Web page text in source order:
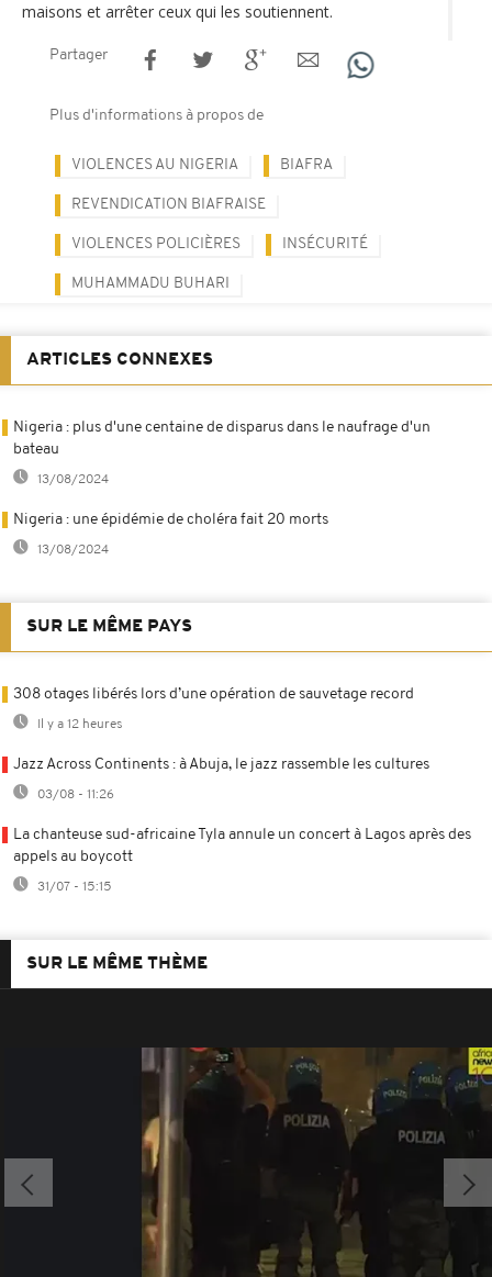
maisons et arrêter ceux qui les soutiennent.
Partager
Plus d'informations à propos de
VIOLENCES AU NIGERIA BIAFRA
REVENDICATION BIAFRAISE
VIOLENCES POLICIÈRES INSÉCURITÉ
MUHAMMADU BUHARI
ARTICLES CONNEXES
Nigeria : plus d'une centaine de disparus dans le naufrage d'un
bateau
13/08/2024
Nigeria : une épidémie de choléra fait 20 morts
13/08/2024
SUR LE MÊME PAYS
308 otages libérés lors d’une opération de sauvetage record
Il y a 12 heures
Jazz Across Continents : à Abuja, le jazz rassemble les cultures
03/08 - 11:26
La chanteuse sud-africaine Tyla annule un concert à Lagos après des
appels au boycott
31/07 - 15:15
SUR LE MÊME THÈME